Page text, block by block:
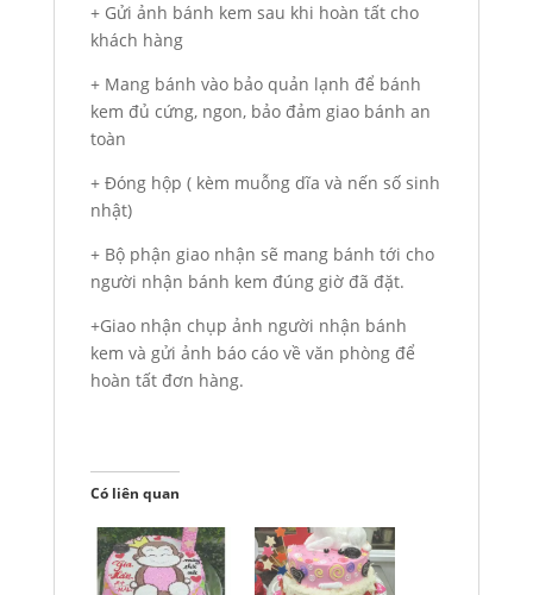
+ Gửi ảnh bánh kem sau khi hoàn tất cho
khách hàng
+ Mang bánh vào bảo quản lạnh để bánh
kem đủ cứng, ngon, bảo đảm giao bánh an
toàn
+ Đóng hộp ( kèm muỗng dĩa và nến số sinh
nhật)
+ Bộ phận giao nhận sẽ mang bánh tới cho
người nhận bánh kem đúng giờ đã đặt.
+Giao nhận chụp ảnh người nhận bánh
kem và gửi ảnh báo cáo về văn phòng để
hoàn tất đơn hàng.
Có liên quan